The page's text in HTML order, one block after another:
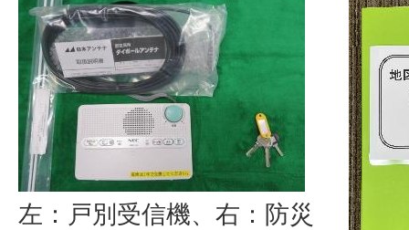
左：戸別受信機、右：防災